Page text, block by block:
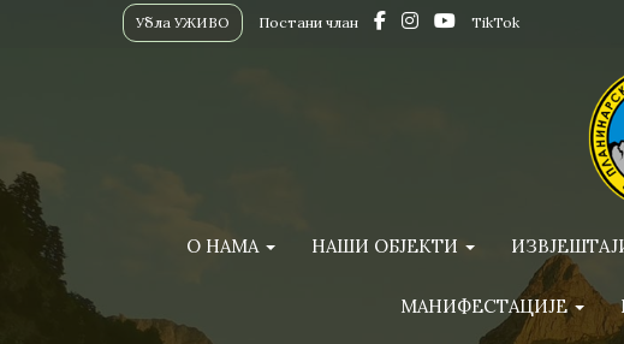
Убла УЖИВО Постани члан TikTok
О НАМА НАШИ ОБЈЕКТИ
МАНИФЕСТАЦИЈЕ